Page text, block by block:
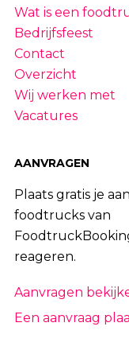
Wat is een
Bedrijfsfeest
Contact
Overzicht
Wij werken met
Vacatures
AANVRAGEN
Plaats gratis je
foodtrucks van
reageren.
Aanvragen
Een aanvraag